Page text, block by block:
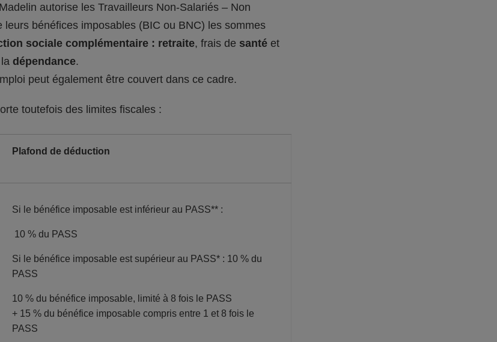
autorise les Travailleurs Non-Salariés – Non
leurs bénéfices imposables (BIC ou BNC) les sommes
sociale complémentaire : retraite, frais de santé et
dépendance.
peut également être couvert dans ce cadre.
toutefois des limites fiscales :
Plafond de déduction
Si le bénéfice imposable est inférieur au PASS** :
10 % du PASS
Si le bénéfice imposable est supérieur au PASS* : 10 % du
PASS
10 % du bénéfice imposable, limité à 8 fois le PASS
+ 15 % du bénéfice imposable compris entre 1 et 8 fois le
PASS